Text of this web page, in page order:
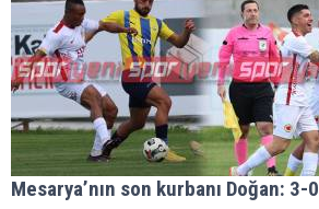
Mesarya’nın son kurbanı Doğan: 3-0